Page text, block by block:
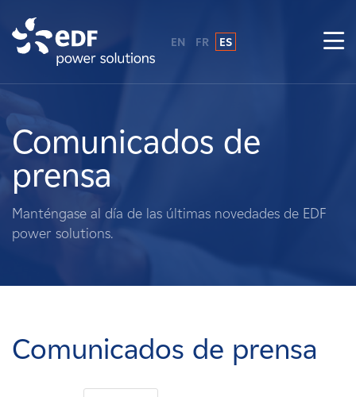
Sobre nosotros
Qué hacemos
Terratenientes
Carreras
EN FR ES
Comunicados de
prensa
Manténgase al día de las últimas novedades de EDF
power solutions.
Comunicados de prensa